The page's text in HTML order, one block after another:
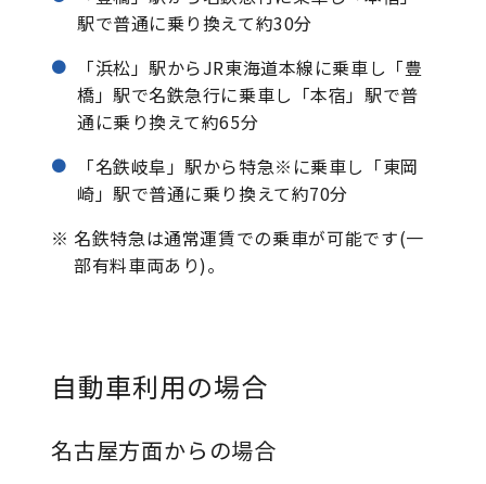
駅で普通に乗り換えて約30分
「浜松」駅からJR東海道本線に乗車し「豊
橋」駅で名鉄急行に乗車し「本宿」駅で普
通に乗り換えて約65分
「名鉄岐阜」駅から特急※に乗車し「東岡
崎」駅で普通に乗り換えて約70分
※ 名鉄特急は通常運賃での乗車が可能です(一
部有料車両あり)。
自動車利用の場合
名古屋方面からの場合